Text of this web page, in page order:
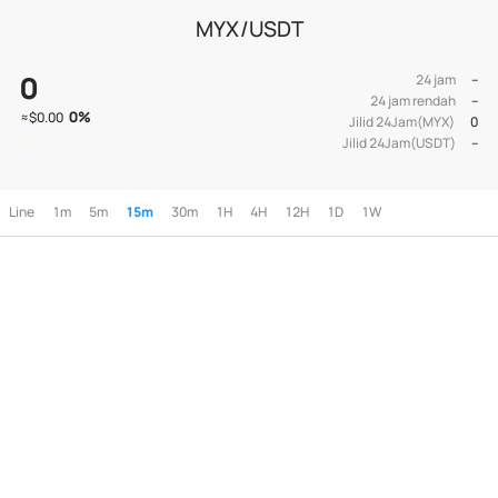
MYX/USDT
0
≈$0.00 0%
24 jam
--
24 jam rendah
--
Jilid 24Jam(MYX)
0
Jilid 24Jam(USDT)
--
Line 1m 5m 15m 30m 1H 4H 12H 1D 1W